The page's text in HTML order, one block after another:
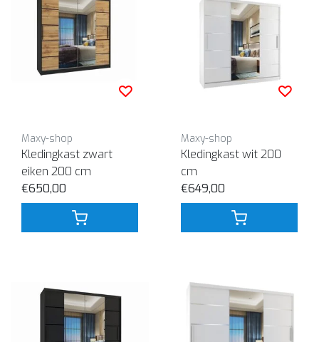
Maxy-shop
Kledingkast zwart
eiken 200 cm
€650,00
Maxy-shop
Kledingkast wit 200
cm
€649,00